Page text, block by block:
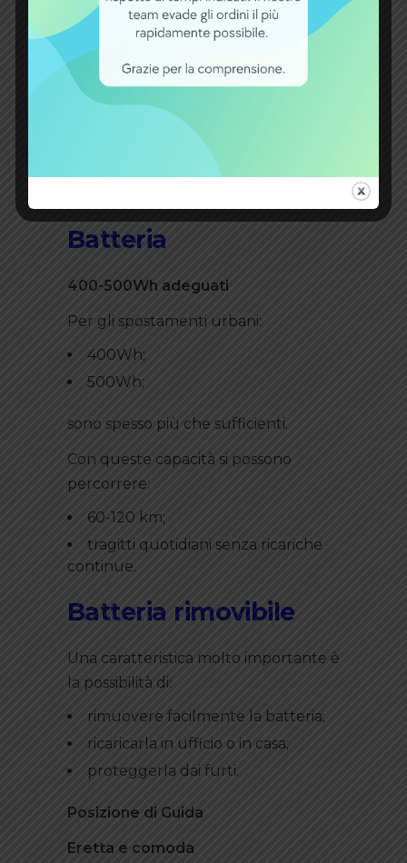
Nel commuting conta molto:
silenziosità;
fluidità;
naturalezza della pedalata.
Per questo i motori Bosch Active Line
e Shimano E6100 sono molto
Batteria
400-500Wh adeguati
Per gli spostamenti urbani:
400Wh;
500Wh;
sono spesso più che sufficienti.
Con queste capacità si possono
percorrere:
60-120 km;
tragitti quotidiani senza ricariche
continue.
Batteria rimovibile
Una caratteristica molto importante è
la possibilità di:
rimuovere facilmente la batteria;
ricaricarla in ufficio o in casa;
proteggerla dai furti.
Posizione di Guida
Eretta e comoda